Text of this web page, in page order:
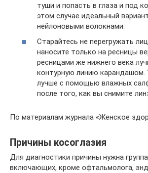
туши и попасть в глаза и под
этом случае идеальный
нейлоновыми волокнами.
Старайтесь не перегружать
наносите только на ресницы
ресницами же нижнего века
контурную линию карандашом.
лучше с помощью влажных
после того, как вы снимите
По материалам журнала «Женское
Причины косоглазия
Для диагностики причины нужна
включающих, кроме офтальмолога,